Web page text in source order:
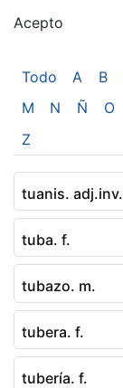
Acepto
Todo A B
M
N Ñ O
Z
tuanis. adj.inv.
tuba. f.
tubazo. m.
tubera. f.
tubería. f.